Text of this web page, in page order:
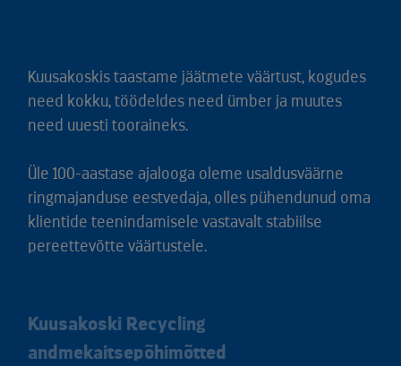
Kuusakoskis taastame jäätmete väärtust, kogudes
need kokku, töödeldes need ümber ja muutes
need uuesti tooraineks.
Üle 100-aastase ajalooga oleme usaldusväärne
ringmajanduse eestvedaja, olles pühendunud oma
klientide teenindamisele vastavalt stabiilse
pereettevõtte väärtustele.
Kuusakoski Recycling
andmekaitsepõhimõtted